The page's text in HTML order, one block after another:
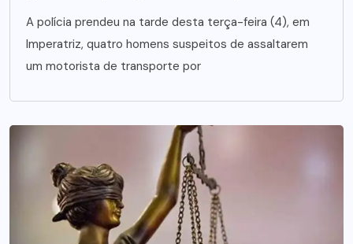
A polícia prendeu na tarde desta terça-feira (4), em
Imperatriz, quatro homens suspeitos de assaltarem
um motorista de transporte por